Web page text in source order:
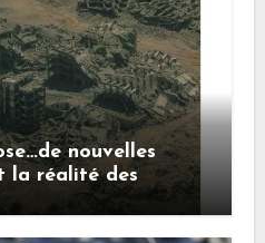
nouvelles
la réalité des